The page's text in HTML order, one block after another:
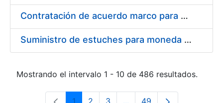
Contratación de acuerdo marco para el Suministro de Material de Electricidad para la Fábrica Nacional de Moneda y Timbre-Real Casa de la Moneda en su centro de trabajo de Burgos
Suministro de estuches para moneda de 30 €
Mostrando el intervalo 1 - 10 de 486 resultados.
1 2 3 ... 49